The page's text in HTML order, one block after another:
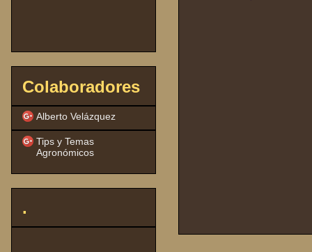
Colaboradores
Alberto Velázquez
Tips y Temas
Agronómicos
.